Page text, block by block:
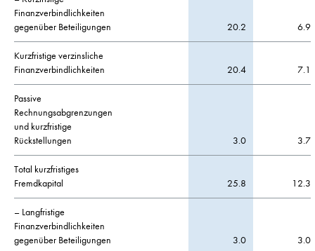
Finanzverbindlichkeiten
gegenüber Beteiligungen
20.2 6.9
Kurzfristige verzinsliche
Finanzverbindlichkeiten
20.4 7.1
Passive
Rechnungsabgrenzungen
und kurzfristige
Rückstellungen
3.0 3.7
Total kurzfristiges
Fremdkapital
25.8 12.3
– Langfristige
Finanzverbindlichkeiten
gegenüber Beteiligungen
3.0 3.0